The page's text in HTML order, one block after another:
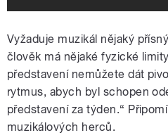
Vyžaduje muzikál nějaký
člověk má nějaké fyzické
představení nemůžete dát
rytmus, abych byl schopen
představení za týden.“
muzikálových herců.